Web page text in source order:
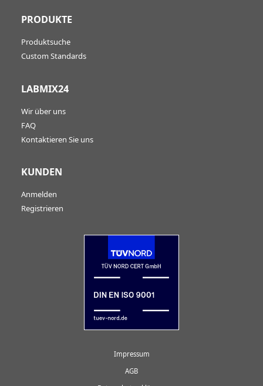
PRODUKTE
Produktsuche
Custom Standards
LABMIX24
Wir über uns
FAQ
Kontaktieren Sie uns
KUNDEN
Anmelden
Registrieren
Impressum
AGB